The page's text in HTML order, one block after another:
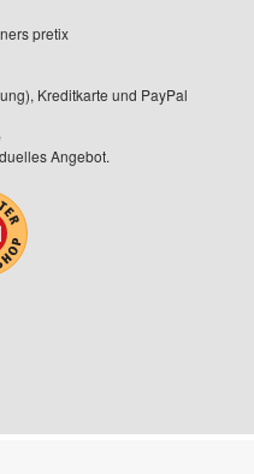
pretix
Kreditkarte und PayPal
Angebot.